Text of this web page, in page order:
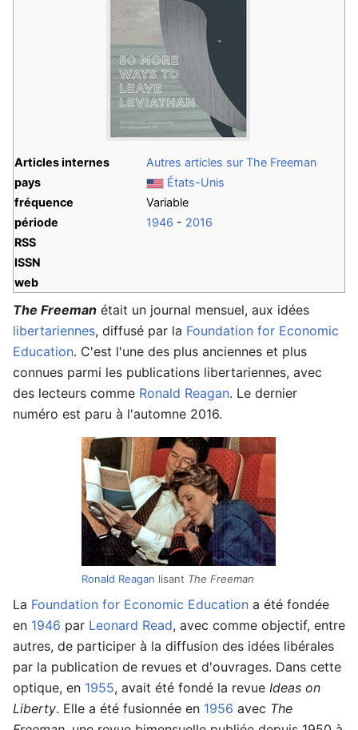
Articles internes
Autres articles sur The Freeman
pays
États-Unis
fréquence
Variable
période
1946 - 2016
RSS
ISSN
web
The Freeman était un journal mensuel, aux idées
libertariennes, diffusé par la Foundation for Economic
Education. C'est l'une des plus anciennes et plus
connues parmi les publications libertariennes, avec
des lecteurs comme Ronald Reagan. Le dernier
numéro est paru à l'automne 2016.
Ronald Reagan lisant The Freeman
La Foundation for Economic Education a été fondée
en 1946 par Leonard Read, avec comme objectif, entre
autres, de participer à la diffusion des idées libérales
par la publication de revues et d'ouvrages. Dans cette
optique, en 1955, avait été fondé la revue Ideas on
Liberty. Elle a été fusionnée en 1956 avec The